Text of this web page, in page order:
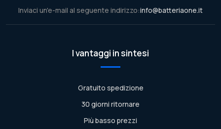
Inviaci un'e-mail al seguente indirizzo:info@batteriaone.it
I vantaggi in sintesi
Gratuito spedizione
30 giorni ritornare
Più basso prezzi